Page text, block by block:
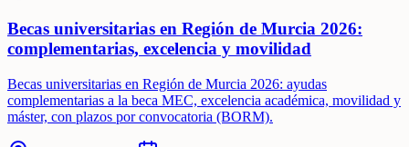
Becas universitarias en Región de Murcia 2026:
complementarias, excelencia y movilidad
Becas universitarias en Región de Murcia 2026: ayudas
complementarias a la beca MEC, excelencia académica, movilidad y
máster, con plazos por convocatoria (BORM).